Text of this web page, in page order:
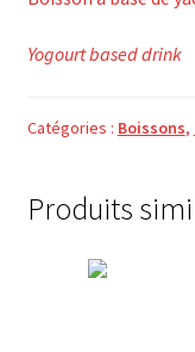
Yogourt based drink
Catégories : Boissons,
Produits